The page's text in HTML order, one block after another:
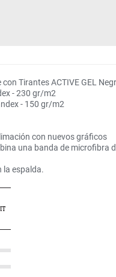
Tirantes ACTIVE GEL
- 230 gr/m2
- 150 gr/m2
con nuevos gráficos
una banda de microfibra
la espalda.